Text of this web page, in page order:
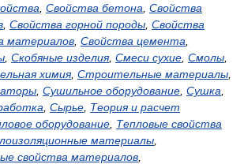
Свойства бетона Свойства
Свойства горной породы Свойства
материалов Свойства цемента
Скобяные изделия, Смеси сухие Смолы
химия, Строительные материалы
Сушильное оборудование Сушка
Сырье Теория и расчет
оборудование Тепловые свойства
материалы
свойства материалов